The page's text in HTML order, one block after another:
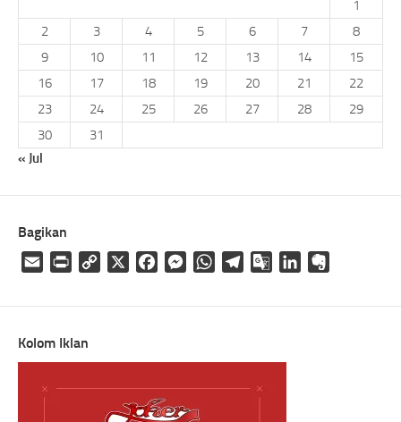
1
2
3 4 5 6 7
8
9
10 11 12 13 14
15
16
17 18 19 20 21
22
23
24 25 26 27 28
29
30
31
« Jul
Bagikan
Email
Print
Copy
FacebookMessengerWhatsAppTelegramGoogleLinkedIn
Kolom Iklan